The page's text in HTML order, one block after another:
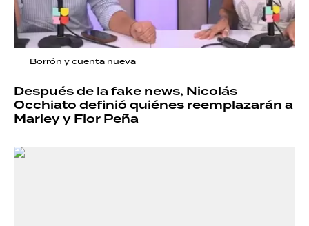
Borrón y cuenta nueva
Después de la fake news, Nicolás
Occhiato definió quiénes reemplazarán a
Marley y Flor Peña